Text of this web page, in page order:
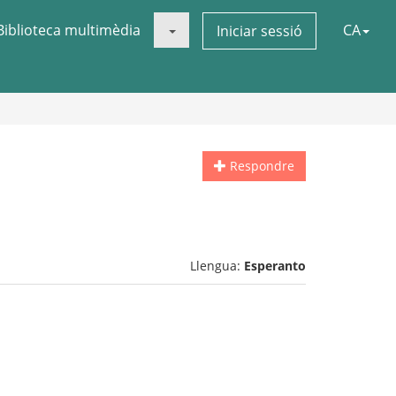
multimèdia Iniciar sessió CA
Respondre
Llengua: Esperanto